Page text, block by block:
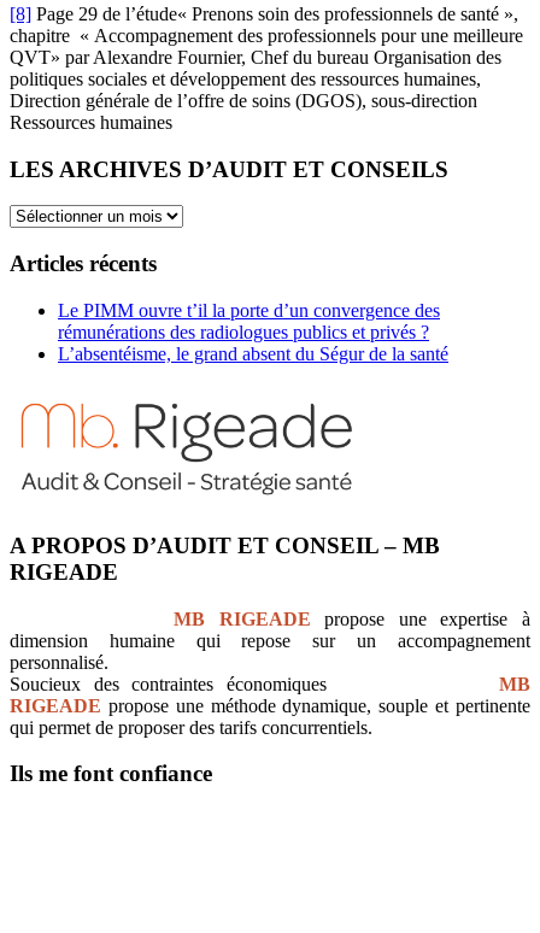
[8] Page 29 de l’étude« Prenons soin des professionnels de santé »,
chapitre « Accompagnement des professionnels pour une meilleure
QVT» par Alexandre Fournier, Chef du bureau Organisation des
politiques sociales et développement des ressources humaines,
Direction générale de l’offre de soins (DGOS), sous-direction
Ressources humaines
LES ARCHIVES D’AUDIT ET CONSEILS
LES
D’AUDIT
CONSEILS
Articles récents
Le PIMM ouvre t’il la porte d’un convergence des
rémunérations des radiologues publics et privés ?
L’absentéisme, le grand absent du Ségur de la santé
A PROPOS D’AUDIT ET CONSEIL – MB
RIGEADE
MB RIGEADE propose une expertise à
dimension humaine qui repose sur un accompagnement
personnalisé.
Soucieux des contraintes économiques
MB
RIGEADE propose une méthode dynamique, souple et pertinente
qui permet de proposer des tarifs concurrentiels.
Ils me font confiance